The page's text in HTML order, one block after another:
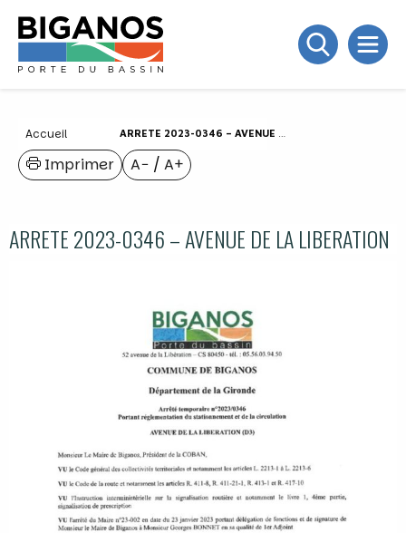
Accueil ARRETE 2023-0346 – AVENUE DE LA LIBERATION
A− / A+
Imprimer
ARRETE 2023-0346 – AVENUE DE LA LIBERATION